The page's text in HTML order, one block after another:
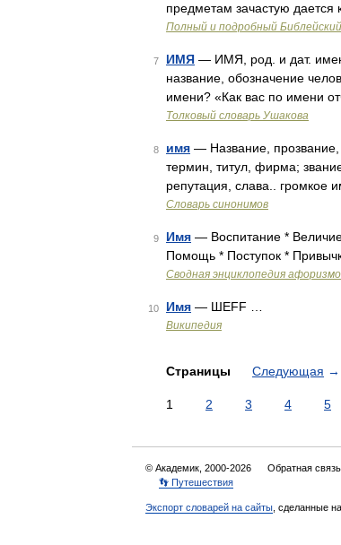
предметам зачастую дается
Полный и подробный
7 ИМЯ — ИМЯ, род. и дат.
название, обозначение
имени? «Как вас по имени
Толковый словарь Ушакова
8 имя — Название,
термин, титул, фирма;
репутация, слава.. громкое
Словарь синонимов
9 Имя — Воспитание *
Помощь * Поступок *
Сводная энциклопедия
10 Имя — ШEFF …
Википедия
Страницы Следующая →
1 2 3 4 5
© Академик, 2000-2026 Обратная
👣 Путешествия
Экспорт словарей на сайты , сделанные